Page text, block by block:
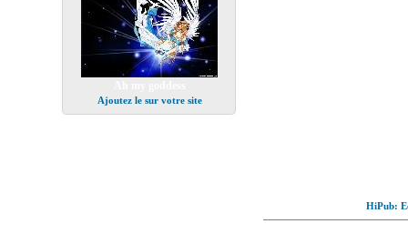
Ajoutez le sur votre site
HiPub: